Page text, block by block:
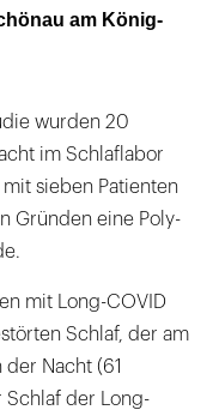
am König­
wurden 20
im Schlaflabor
sieben Patienten
Gründen eine Poly­
mit Long-COVID
Schlaf, der am
Nacht (61
Schlaf der Long-